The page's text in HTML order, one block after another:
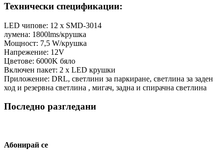
Технически спецификации:
LED чипове: 12 x SMD-3014
лумена: 1800lms/крушка
Мощност: 7,5 W/крушка
Напрежение: 12V
Цветове: 6000K бяло
Включен пакет: 2 x LED крушки
Приложение: DRL, светлини за паркиране, светлина за заден
ход и резервна светлина , мигач, задна и спирачна светлина
Последно разгледани
Абонирай се